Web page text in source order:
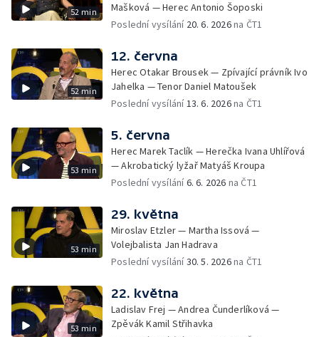
52 min
Mašková — Herec Antonio Šoposki
Poslední vysílání 20. 6. 2026na ČT1
52 min
12. června
Herec Otakar Brousek — Zpívající právník Ivo
Jahelka — Tenor Daniel Matoušek
Poslední vysílání13. 6. 2026na ČT1
53 min
5. června
Herec Marek Taclík — Herečka Ivana Uhlířová
— Akrobatický lyžař Matyáš Kroupa
Poslední vysílání6. 6. 2026 na ČT1
53 min
29. května
Miroslav Etzler — Martha Issová —
Volejbalista Jan Hadrava
Poslední vysílání30. 5. 2026na ČT1
53 min
22. května
Ladislav Frej — Andrea Čunderlíková —
Zpěvák Kamil Střihavka